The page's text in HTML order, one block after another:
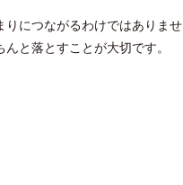
につながるわけではありませ
と落とすことが大切です。